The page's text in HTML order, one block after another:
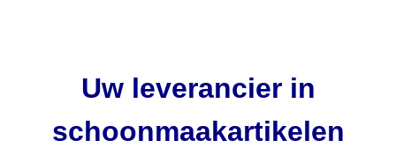
Uw leverancier in
schoonmaakartikelen